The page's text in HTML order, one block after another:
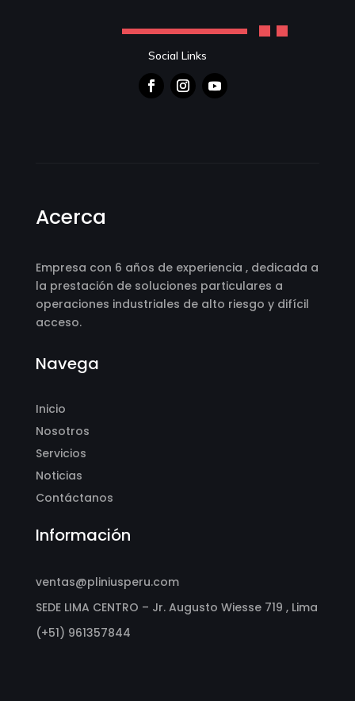
Social Links
Acerca
Empresa con 6 años de experiencia , dedicada a
la prestación de soluciones particulares a
operaciones industriales de alto riesgo y difícil
acceso.
Navega
Inicio
Nosotros
Servicios
Noticias
Contáctanos
Información
ventas@pliniusperu.com
SEDE LIMA CENTRO – Jr. Augusto Wiesse 719 , Lima
(+51) 961357844